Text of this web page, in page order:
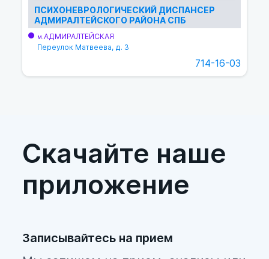
ПСИХОНЕВРОЛОГИЧЕСКИЙ ДИСПАНСЕР
АДМИРАЛТЕЙСКОГО РАЙОНА СПБ
м.АДМИРАЛТЕЙСКАЯ
Переулок Матвеева, д. 3
714-16-03
Скачайте наше
приложение
Записывайтесь на прием